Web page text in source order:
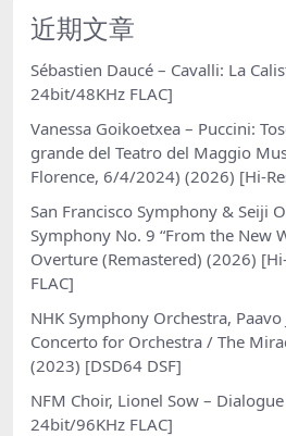
近期文章
Sébastien Daucé – Cavalli: La
24bit/48KHz FLAC]
Vanessa Goikoetxea – Puccini:
grande del Teatro del Maggio
Florence, 6/4/2024) (2026) [Hi-
San Francisco Symphony & Seiji
Symphony No. 9 “From the New
Overture (Remastered) (2026)
FLAC]
NHK Symphony Orchestra,
Concerto for Orchestra / The
(2023) [DSD64 DSF]
NFM Choir, Lionel Sow –
24bit/96KHz FLAC]